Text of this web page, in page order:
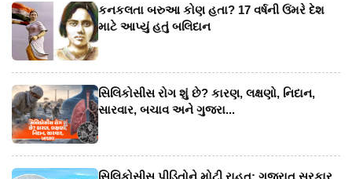
કનકલતા બરુઆ કોણ હતા? 17 વર્ષની ઉંમરે દેશ
માટે આપ્યું હતું બલિદાન
સિલિકોસીસ રોગ શું છે? કારણ, લક્ષણો, નિદાન,
સારવાર, બચાવ અને ગુજરા...
સિલિકોસીસ પીડિતોને મોટી રાહત: ગુજરાત સરકાર